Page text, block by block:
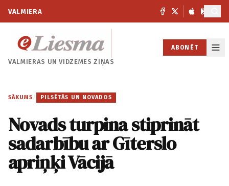
VALMIERA
VALMIERAS UNVIDZEMES ZIŅAS
ABONĒT
SĀKUMS / PILSĒTĀS UN NOVADOS
Novads turpina stiprināt
sadarbību ar Gīterslo
apriņķi Vācijā